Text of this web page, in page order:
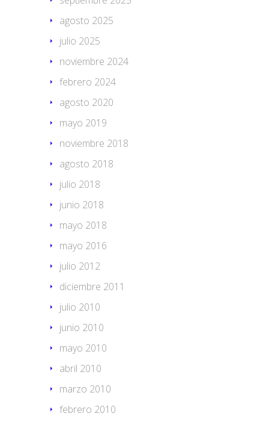
agosto 2025
julio 2025
noviembre 2024
febrero 2024
agosto 2020
mayo 2019
noviembre 2018
agosto 2018
julio 2018
junio 2018
mayo 2018
mayo 2016
julio 2012
diciembre 2011
julio 2010
junio 2010
mayo 2010
abril 2010
marzo 2010
febrero 2010